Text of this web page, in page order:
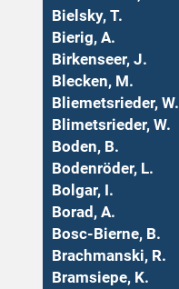
Bielsky, T.
Bierig, A.
Birkenseer, J.
Blecken, M.
Bliemetsrieder, W.
Blimetsrieder, W.
Boden, B.
Bodenröder, L.
Bolgar, I.
Borad, A.
Bosc-Bierne, B.
Brachmanski, R.
Bramsiepe, K.